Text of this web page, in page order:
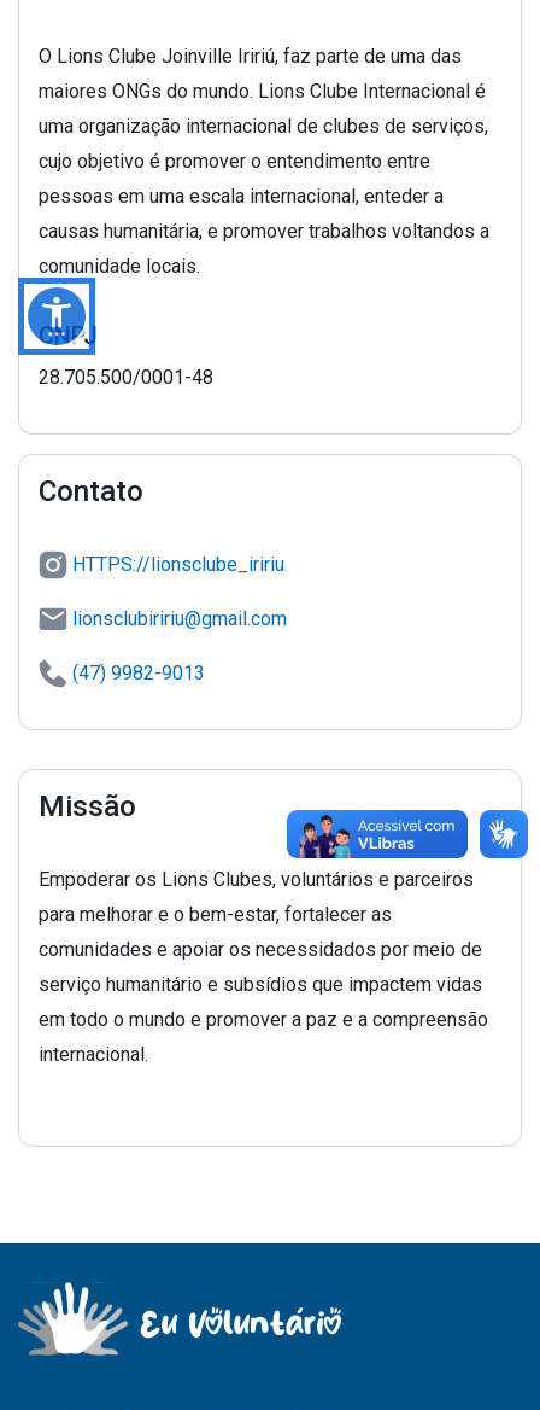
O Lions Clube Joinville Iririú, faz parte de uma das
maiores ONGs do mundo. Lions Clube Internacional é
uma organização internacional de clubes de serviços,
cujo objetivo é promover o entendimento entre
pessoas em uma escala internacional, enteder a
causas humanitária, e promover trabalhos voltandos a
comunidade locais.
CNPJ
28.705.500/0001-48
Contato
HTTPS://lionsclube_iririu
lionsclubiririu@gmail.com
(47) 9982-9013
Missão
Empoderar os Lions Clubes, voluntários e parceiros
para melhorar e o bem-estar, fortalecer as
comunidades e apoiar os necessidados por meio de
serviço humanitário e subsídios que impactem vidas
em todo o mundo e promover a paz e a compreensão
internacional.